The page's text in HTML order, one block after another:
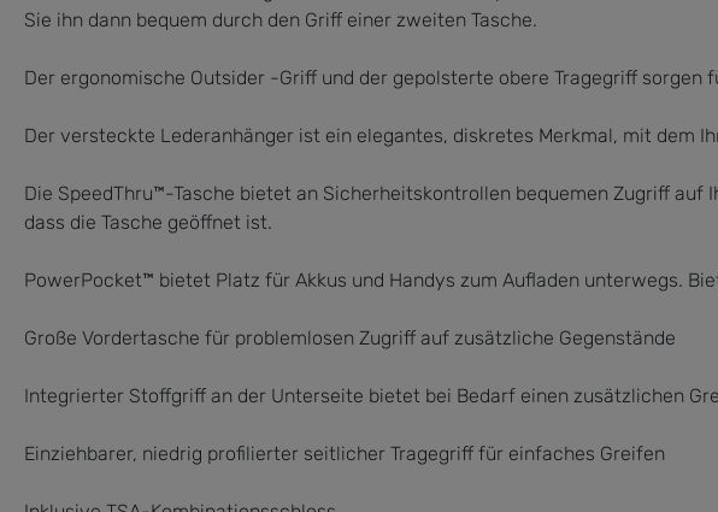
Sie ihn dann bequem durch den Griff einer zweiten Tasche.
Der ergonomische Outsider -Griff und der gepolsterte obere Tragegriff sorgen
Der versteckte Lederanhänger ist ein elegantes, diskretes Merkmal, mit dem
Die SpeedThru™-Tasche bietet an Sicherheitskontrollen bequemen Zugriff
dass die Tasche geöffnet ist.
PowerPocket™ bietet Platz für Akkus und Handys zum Aufladen unterwegs.
Große Vordertasche für problemlosen Zugriff auf zusätzliche Gegenstände
Integrierter Stoffgriff an der Unterseite bietet bei Bedarf einen zusätzlichen
Einziehbarer, niedrig proﬁlierter seitlicher Tragegriff für einfaches Greifen